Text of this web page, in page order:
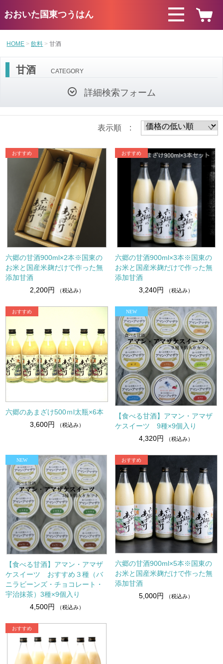
おおいた国東つうはん
HOME 飲料 甘酒
甘酒 CATEGORY
詳細検索フォーム
表示順 :
六郷の甘酒900ml×2本※国東の
お米と国産米麹だけで作った無
添加甘酒
2,200円
（税込み）
六郷の甘酒900ml×3本※国東の
お米と国産米麹だけで作った無
添加甘酒
3,240円
（税込み）
六郷のあまざけ500ｍl太瓶×6本
3,600円
（税込み）
【食べる甘酒】アマン・アマザ
ケスイーツ 9種×9個入り
4,320円
（税込み）
【食べる甘酒】アマン・アマザ
ケスイーツ おすすめ３種（バ
ニラビーンズ・チョコレート・
宇治抹茶）3種×9個入り
4,500円
（税込み）
六郷の甘酒900ml×5本※国東の
お米と国産米麹だけで作った無
添加甘酒
5,000円
（税込み）